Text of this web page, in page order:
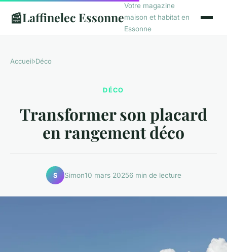
📰Laffinelec Essonne
Votre magazine
maison et habitat en
Essonne
Accueil›Déco
DÉCO
Transformer son placard
en rangement déco
S Simon10 mars 20256 min de lecture